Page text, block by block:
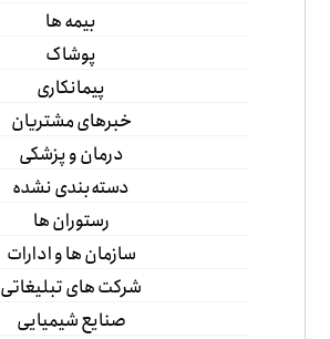
بیمه ها
پوشاک
پیمانکاری
خبرهای مشتریان
درمان و پزشکی
دسته‌بندی نشده
رستوران ها
سازمان ها و ادارات
شرکت های تبلیغاتی
صنایع شیمیایی